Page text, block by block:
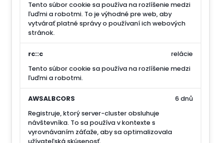
Tento súbor cookie sa používa na rozlíšenie medzi
ľuďmi a robotmi. To je výhodné pre web, aby
vytvárať platné správy o používaní ich webových
stránok.
rc::c
Tento súbor cookie sa používa na rozlíšenie medzi
ľuďmi a robotmi.
relácie
AWSALBCORS
Registruje, ktorý server-cluster obsluhuje
návštevníka. To sa používa v kontexte s
vyrovnávaním záťaže, aby sa optimalizovala
6 dnů